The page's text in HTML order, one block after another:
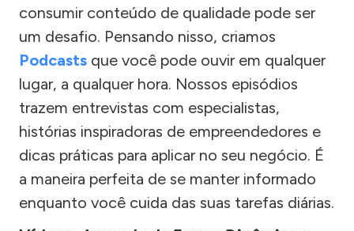
consumir conteúdo de qualidade pode ser
um desafio. Pensando nisso, criamos
Podcasts que você pode ouvir em qualquer
lugar, a qualquer hora. Nossos episódios
trazem entrevistas com especialistas,
histórias inspiradoras de empreendedores e
dicas práticas para aplicar no seu negócio. É
a maneira perfeita de se manter informado
enquanto você cuida das suas tarefas diárias.